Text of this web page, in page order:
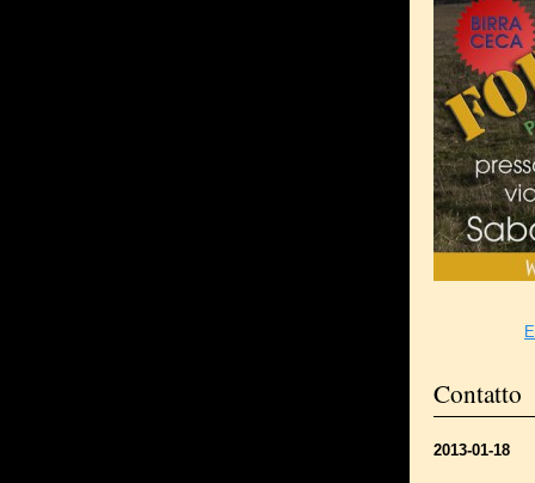
Contatto
2013-01-18